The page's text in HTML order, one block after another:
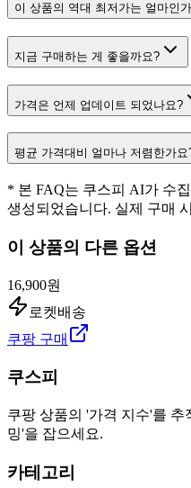
이 상품의 역대 최저가는 얼마인
지금 구매하는 게 좋을까요?
가격은 언제 업데이트 되었나요?
평균 가격대비 얼마나 저렴한가요
* 본 FAQ는 쿠스피 AI가 수
생성되었습니다. 실제 구매
이 상품의 다른 옵션
16,900원
로켓배송
쿠팡 구매
쿠스피
쿠팡 상품의 '가격 지수'를 추
밍'을 잡으세요.
카테고리